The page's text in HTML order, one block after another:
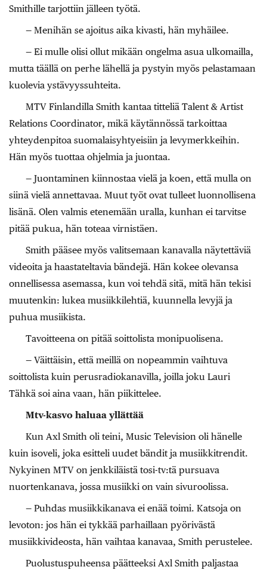
Smithille tarjottiin jälleen työtä.
— Menihän se ajoitus aika kivasti, hän myhäilee.
— Ei mulle olisi ollut mikään ongelma asua ulkomailla,
mutta täällä on perhe lähellä ja pystyin myös pelastamaan
kuolevia ystävyyssuhteita.
MTV Finlandilla Smith kantaa titteliä Talent & Artist
Relations Coordinator, mikä käytännössä tarkoittaa
yhteydenpitoa suomalaisyhtyeisiin ja levymerkkeihin.
Hän myös tuottaa ohjelmia ja juontaa.
— Juontaminen kiinnostaa vielä ja koen, että mulla on
siinä vielä annettavaa. Muut työt ovat tulleet luonnollisena
lisänä. Olen valmis etenemään uralla, kunhan ei tarvitse
pitää pukua, hän toteaa virnistäen.
Smith pääsee myös valitsemaan kanavalla näytettäviä
videoita ja haastateltavia bändejä. Hän kokee olevansa
onnellisessa asemassa, kun voi tehdä sitä, mitä hän tekisi
muutenkin: lukea musiikkilehtiä, kuunnella levyjä ja
puhua musiikista.
Tavoitteena on pitää soittolista monipuolisena.
— Väittäisin, että meillä on nopeammin vaihtuva
soittolista kuin perusradiokanavilla, joilla joku Lauri
Tähkä soi aina vaan, hän piikittelee.
Mtv-kasvo haluaa yllättää
Kun Axl Smith oli teini, Music Television oli hänelle
kuin isoveli, joka esitteli uudet bändit ja musiikkitrendit.
Nykyinen MTV on jenkkiläistä tosi-tv:tä pursuava
nuortenkanava, jossa musiikki on vain sivuroolissa.
— Puhdas musiikkikanava ei enää toimi. Katsoja on
levoton: jos hän ei tykkää parhaillaan pyörivästä
musiikkivideosta, hän vaihtaa kanavaa, Smith perustelee.
Puolustuspuheensa päätteeksi Axl Smith paljastaa